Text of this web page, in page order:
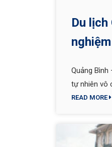
Du lịch
Quảng
tự nhiên vô
nhớ cho bất
thiên nhiên
READ MORE